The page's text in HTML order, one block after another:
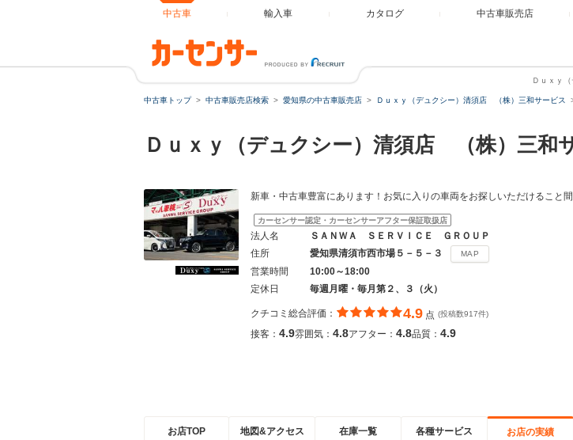
中古車 輸入車 カタログ 中古車販売店
Ｄｕｘｙ
中古車トップ 中古車販売店検索 愛知県の中古車販売店 Ｄｕｘｙ（デュクシー）清須店 （株）三和サービス
Ｄｕｘｙ（デュクシー）清須店 （株）三和
新車・中古車豊富にあります！お気に入りの車両をお探しいただけること
カーセンサー認定・カーセンサーアフター保証取扱店
法人名
ＳＡＮＷＡ ＳＥＲＶＩＣＥ ＧＲＯＵＰ
住所
愛知県清須市西市場５－５－３ MAP
営業時間
10:00～18:00
定休日
毎週月曜・毎月第２、３（火）
クチコミ総合評価： 4.9 点 (投稿数917件)
接客： 4.9雰囲気： 4.8アフター： 4.8品質： 4.9
お店TOP 地図&アクセス 在庫一覧 各種サービス お店の実績